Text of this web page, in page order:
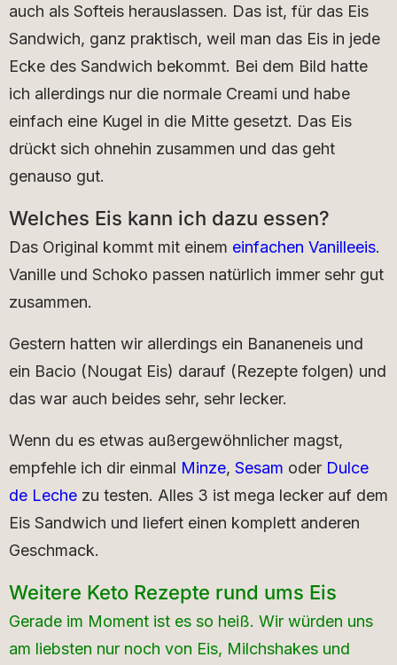
auch als Softeis herauslassen. Das ist, für das Eis
Sandwich, ganz praktisch, weil man das Eis in jede
Ecke des Sandwich bekommt. Bei dem Bild hatte
ich allerdings nur die normale Creami und habe
einfach eine Kugel in die Mitte gesetzt. Das Eis
drückt sich ohnehin zusammen und das geht
genauso gut.
Welches Eis kann ich dazu essen?
Das Original kommt mit einem einfachen Vanilleeis.
Vanille und Schoko passen natürlich immer sehr gut
zusammen.
Gestern hatten wir allerdings ein Bananeneis und
ein Bacio (Nougat Eis) darauf (Rezepte folgen) und
das war auch beides sehr, sehr lecker.
Wenn du es etwas außergewöhnlicher magst,
empfehle ich dir einmal Minze, Sesam oder Dulce
de Leche zu testen. Alles 3 ist mega lecker auf dem
Eis Sandwich und liefert einen komplett anderen
Geschmack.
Weitere Keto Rezepte rund ums Eis
Gerade im Moment ist es so heiß. Wir würden uns
am liebsten nur noch von Eis, Milchshakes und